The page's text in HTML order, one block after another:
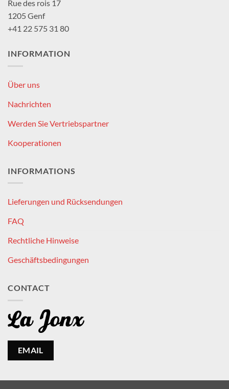
Rue des rois 17
1205 Genf
+41 22 575 31 80
INFORMATION
Über uns
Nachrichten
Werden Sie Vertriebspartner
Kooperationen
INFORMATIONS
Lieferungen und Rücksendungen
FAQ
Rechtliche Hinweise
Geschäftsbedingungen
CONTACT
EMAIL